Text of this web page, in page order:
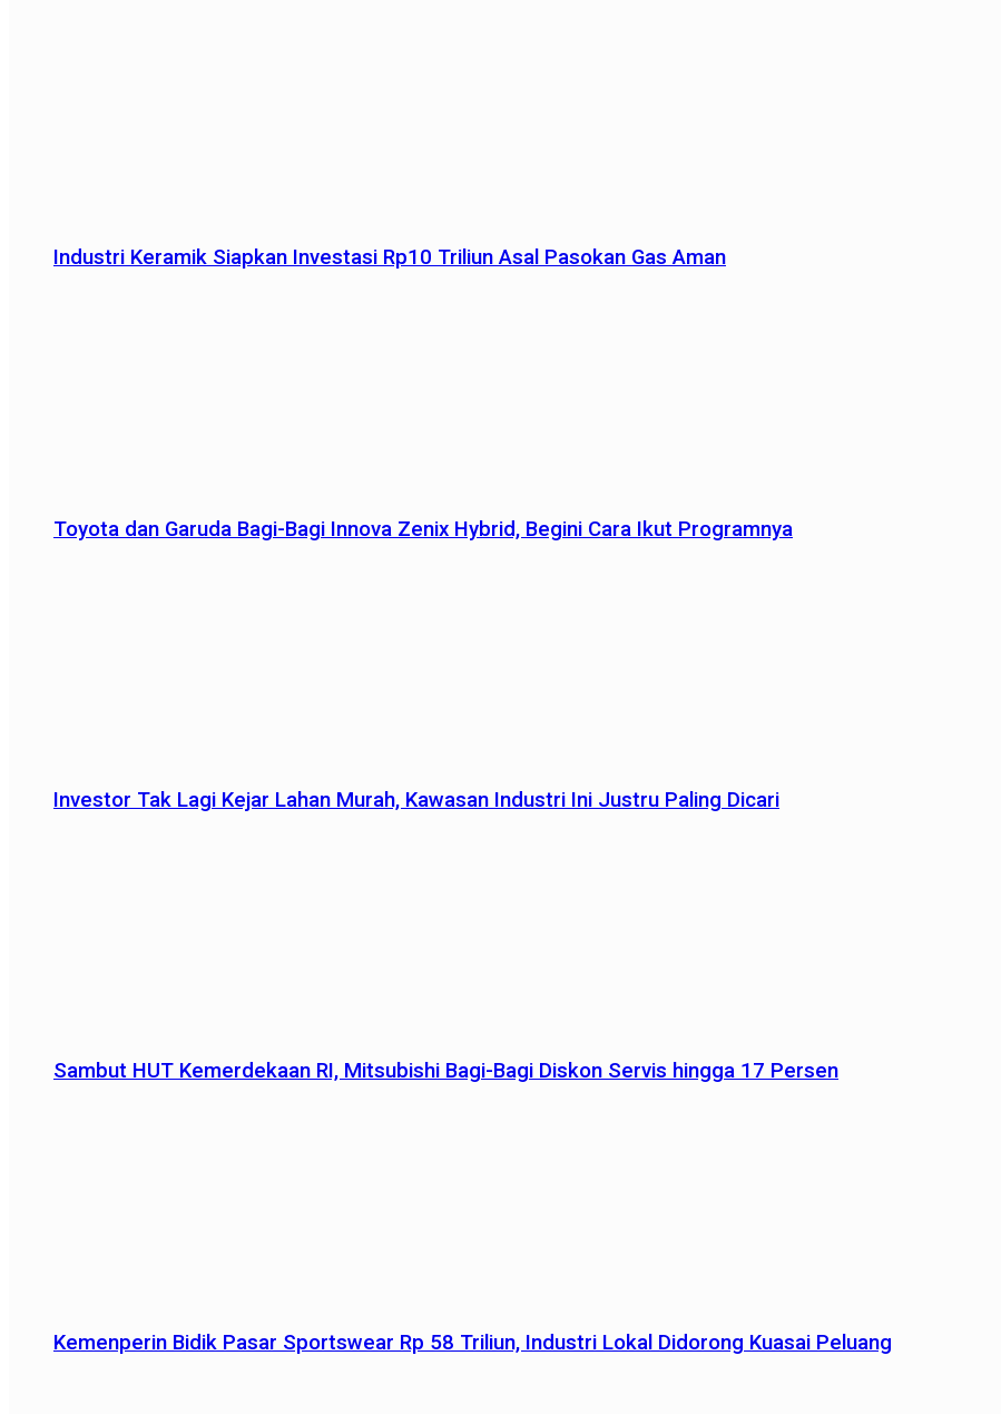
Industri Keramik Siapkan Investasi Rp10 Triliun Asal Pasokan Gas Aman
Toyota dan Garuda Bagi-Bagi Innova Zenix Hybrid, Begini Cara Ikut Programnya
Investor Tak Lagi Kejar Lahan Murah, Kawasan Industri Ini Justru Paling Dicari
Sambut HUT Kemerdekaan RI, Mitsubishi Bagi-Bagi Diskon Servis hingga 17 Persen
Kemenperin Bidik Pasar Sportswear Rp 58 Triliun, Industri Lokal Didorong Kuasai Peluang